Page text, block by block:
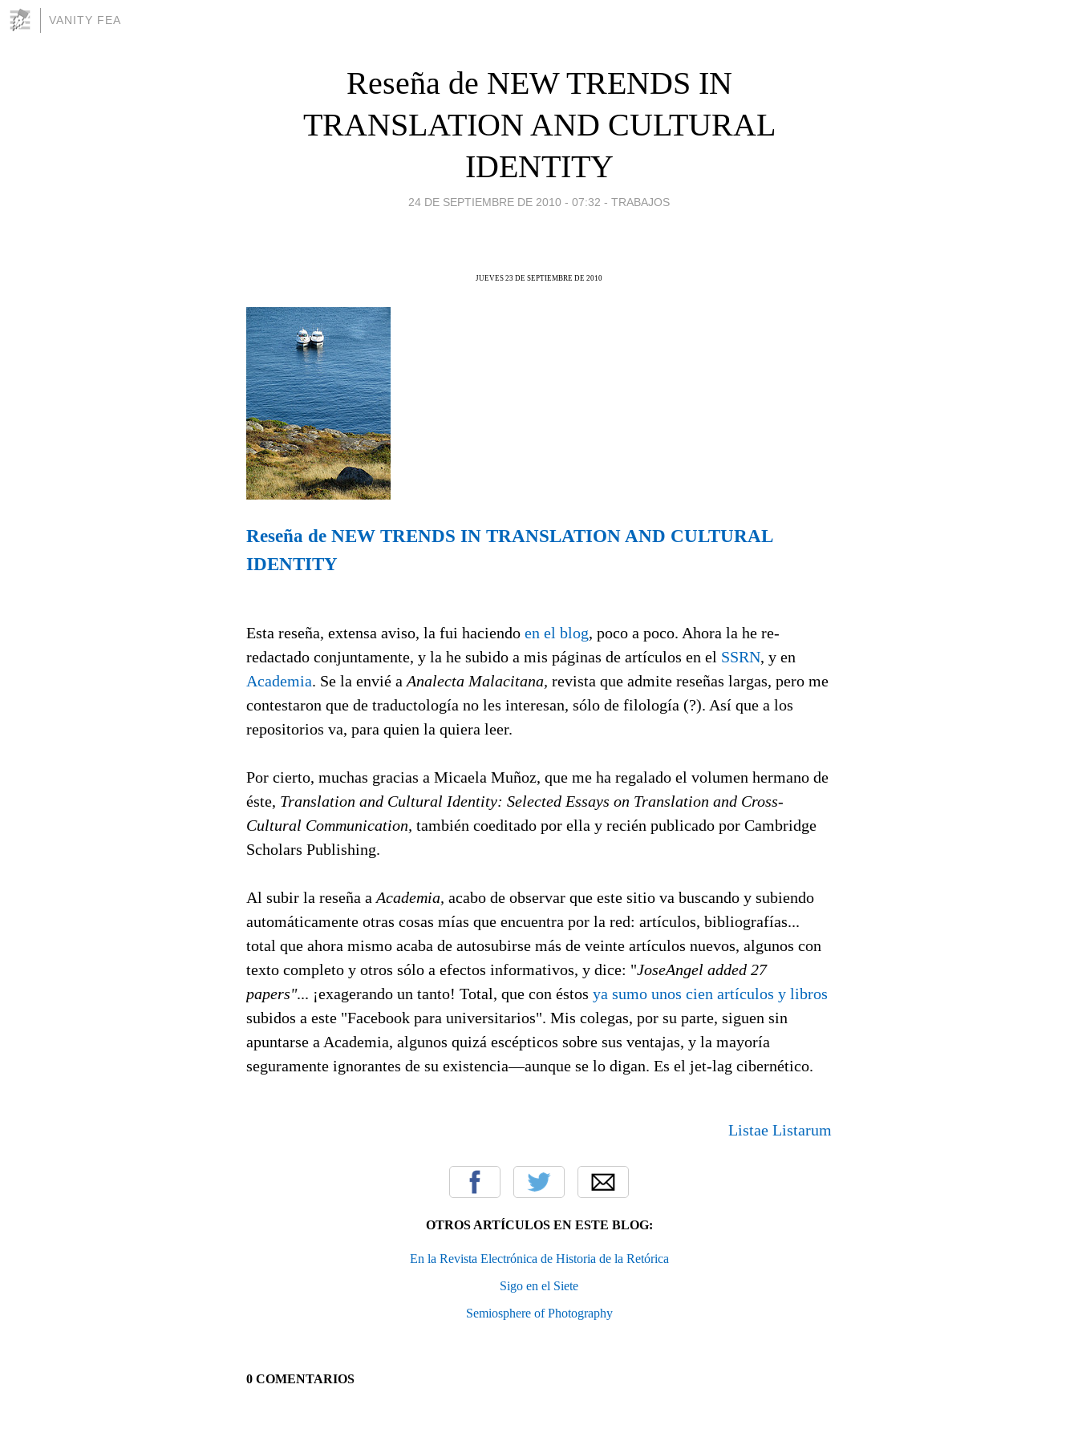
VANITY FEA
Reseña de NEW TRENDS IN
TRANSLATION AND CULTURAL
IDENTITY
24 DE SEPTIEMBRE DE 2010 - 07:32 - TRABAJOS
JUEVES 23 DE SEPTIEMBRE DE 2010
Reseña de NEW TRENDS IN TRANSLATION AND CULTURAL
IDENTITY
Esta reseña, extensa aviso, la fui haciendo en el blog, poco a poco. Ahora la he re-
redactado conjuntamente, y la he subido a mis páginas de artículos en el SSRN, y en
Academia. Se la envié a Analecta Malacitana, revista que admite reseñas largas, pero me
contestaron que de traductología no les interesan, sólo de filología (?). Así que a los
repositorios va, para quien la quiera leer.
Por cierto, muchas gracias a Micaela Muñoz, que me ha regalado el volumen hermano de
éste, Translation and Cultural Identity: Selected Essays on Translation and Cross-
Cultural Communication, también coeditado por ella y recién publicado por Cambridge
Scholars Publishing.
Al subir la reseña a Academia, acabo de observar que este sitio va buscando y subiendo
automáticamente otras cosas mías que encuentra por la red: artículos, bibliografías...
total que ahora mismo acaba de autosubirse más de veinte artículos nuevos, algunos con
texto completo y otros sólo a efectos informativos, y dice: "JoseAngel added 27
papers"... ¡exagerando un tanto! Total, que con éstos ya sumo unos cien artículos y libros
subidos a este "Facebook para universitarios". Mis colegas, por su parte, siguen sin
apuntarse a Academia, algunos quizá escépticos sobre sus ventajas, y la mayoría
seguramente ignorantes de su existencia—aunque se lo digan. Es el jet-lag cibernético.
Listae Listarum
OTROS ARTÍCULOS EN ESTE BLOG:
En la Revista Electrónica de Historia de la Retórica
Sigo en el Siete
Semiosphere of Photography
0 COMENTARIOS